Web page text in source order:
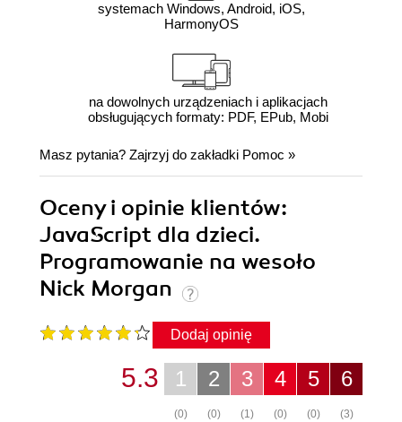
systemach Windows, Android, iOS,
HarmonyOS
na dowolnych urządzeniach i aplikacjach
obsługujących formaty: PDF, EPub, Mobi
Masz pytania? Zajrzyj do zakładki Pomoc »
Oceny i opinie klientów:
JavaScript dla dzieci.
Programowanie na wesoło
Nick Morgan
Dodaj opinię
6
(3)
5
(0)
4
(0)
3
(1)
2
(0)
1
(0)
5.3